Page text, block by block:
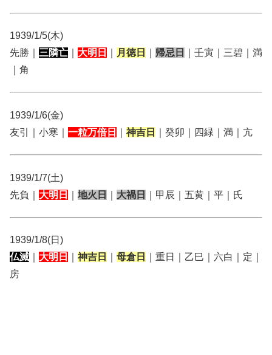
1939/1/5(木)
先勝｜ 三隣亡 大明日 月徳日 帰忌日
｜壬寅｜三碧｜満
｜角
1939/1/6(金)
友引｜小寒｜ 一粒万倍日 神吉日 ｜癸卯｜四緑｜満｜亢
1939/1/7(土)
先負｜ 大明日 地火日 大禍日 ｜甲辰｜五黄｜平｜氏
1939/1/8(日)
仏滅
大明日 神吉日 母倉日
｜重日｜乙巳｜六白｜定｜
房